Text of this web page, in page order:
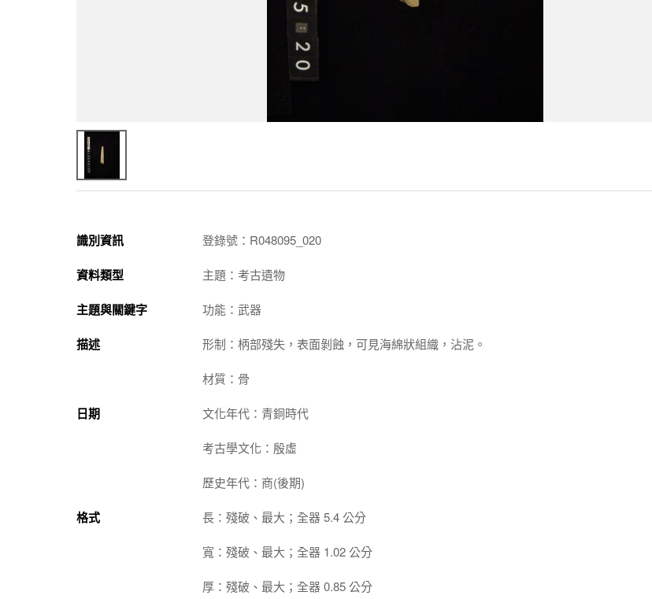
識別資訊 登錄號：R048095_020
資料類型 主題：考古遺物
主題與關鍵字 功能：武器
描述 形制：柄部殘失，表面剝蝕，可見海綿狀組織，沾泥。
材質：骨
日期 文化年代：青銅時代
考古學文化：殷虛
歷史年代：商(後期)
格式 長：殘破、最大；全器 5.4 公分
寬：殘破、最大；全器 1.02 公分
厚：殘破、最大；全器 0.85 公分